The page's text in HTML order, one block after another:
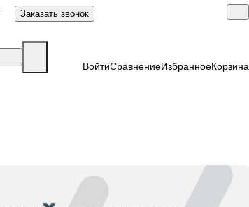
Заказать звонок
ВойтиСравнениеИзбранноеКорзина